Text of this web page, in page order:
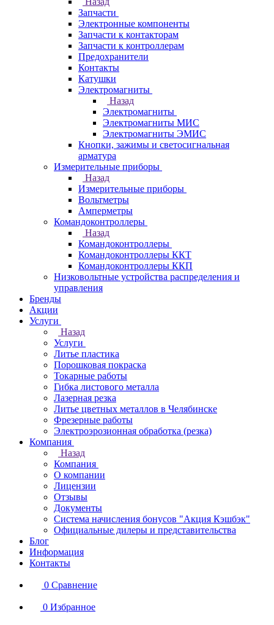
Запчасти
Электронные компоненты
Запчасти к контакторам
Запчасти к контроллерам
Предохранители
Контакты
Катушки
Электромагниты
Назад
Электромагниты
Электромагниты МИС
Электромагниты ЭМИС
Кнопки, зажимы и светосигнальная
арматура
Измерительные приборы
Назад
Измерительные приборы
Вольтметры
Амперметры
Командоконтроллеры
Назад
Командоконтроллеры
Командоконтроллеры ККТ
Командоконтроллеры ККП
Низковольтные устройства распределения и
управления
Бренды
Акции
Услуги
Назад
Услуги
Литье пластика
Порошковая покраска
Токарные работы
Гибка листового металла
Лазерная резка
Литье цветных металлов в Челябинске
Фрезерные работы
Электроэрозионная обработка (резка)
Компания
Назад
Компания
О компании
Лицензии
Отзывы
Документы
Система начисления бонусов "Акция Кэшбэк"
Официальные дилеры и представительства
Блог
Информация
Контакты
0 Сравнение
0 Избранное